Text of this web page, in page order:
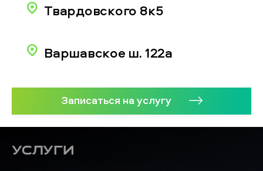
Твардовского 8к5
Варшавское ш. 122а
Записаться на услугу
Услуги